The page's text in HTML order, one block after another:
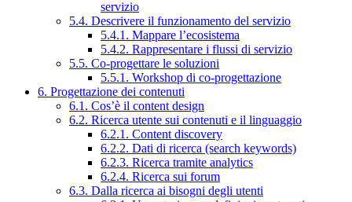
servizio
5.4. Descrivere il funzionamento del servizio
5.4.1. Mappare l’ecosistema
5.4.2. Rappresentare i flussi di servizio
5.5. Co-progettare le soluzioni
5.5.1. Workshop di co-progettazione
6. Progettazione dei contenuti
6.1. Cos’è il content design
6.2. Ricerca utente sui contenuti e il linguaggio
6.2.1. Content discovery
6.2.2. Dati di ricerca (search keywords)
6.2.3. Ricerca tramite analytics
6.2.4. Ricerca sui forum
6.3. Dalla ricerca ai bisogni degli utenti